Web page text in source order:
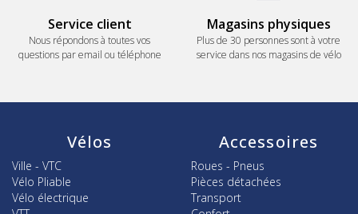
Service client
Nous répondons à toutes vos
questions par email ou téléphone
Magasins physiques
Plus de 30 personnes sont à votre
service dans nos magasins de vélo
Vélos
Ville - VTC
Vélo Pliable
Vélo électrique
Accessoires
Roues - Pneus
Pièces détachées
Transport